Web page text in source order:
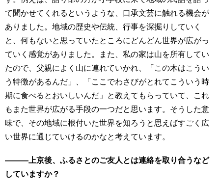
て聞かせてくれるというような、口承文芸に触れる機会が
ありました。地域の歴史や伝統、行事を深掘りしていく
と、何もないと思っていたところにどんどん世界が広がっ
ていく感覚がありました。また、私の家は山を所有してい
たので、父親によく山に連れていかれ、「この木はこうい
う特徴があるんだ」、「ここでわさびがとれてこういう時
期に食べるとおいしいんだ」と教えてもらっていて、これ
もまた世界が広がる手段の一つだと思います。そうした意
味で、その地域に根付いた世界を知ろうと思えばすごく広
い世界に通じていけるのかなと考えています。
―――上京後、ふるさとのご友人とは連絡を取り合うなど
していますか？